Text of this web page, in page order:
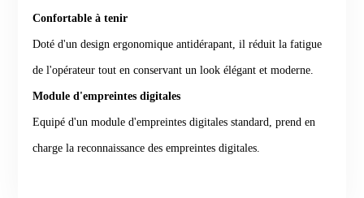
Confortable à tenir
Doté d'un design ergonomique antidérapant, il réduit la fatigue
de l'opérateur tout en conservant un look élégant et moderne.
Module d'empreintes digitales
Equipé d'un module d'empreintes digitales standard, prend en
charge la reconnaissance des empreintes digitales.